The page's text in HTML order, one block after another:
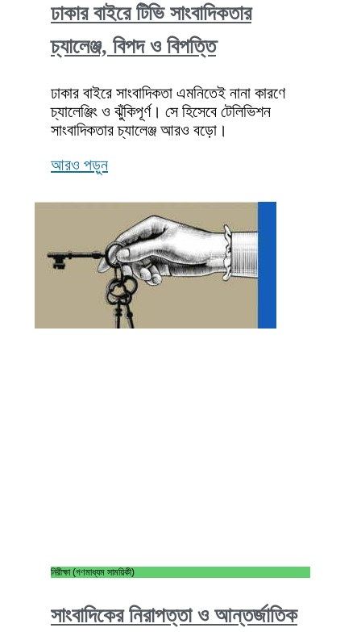
ঢাকার বাইরে টিভি সাংবাদিকতার
চ্যালেঞ্জ, বিপদ ও বিপত্তি
ঢাকার বাইরে সাংবাদিকতা এমনিতেই নানা কারণে
চ্যালেঞ্জিং ও ঝুঁকিপূর্ণ। সে হিসেবে টেলিভিশন
সাংবাদিকতার চ্যালেঞ্জ আরও বড়ো।
আরও পড়ুন
নিরীক্ষা (গণমাধ্যম সাময়িকী)
সাংবাদিকের নিরাপত্তা ও আন্তর্জাতিক